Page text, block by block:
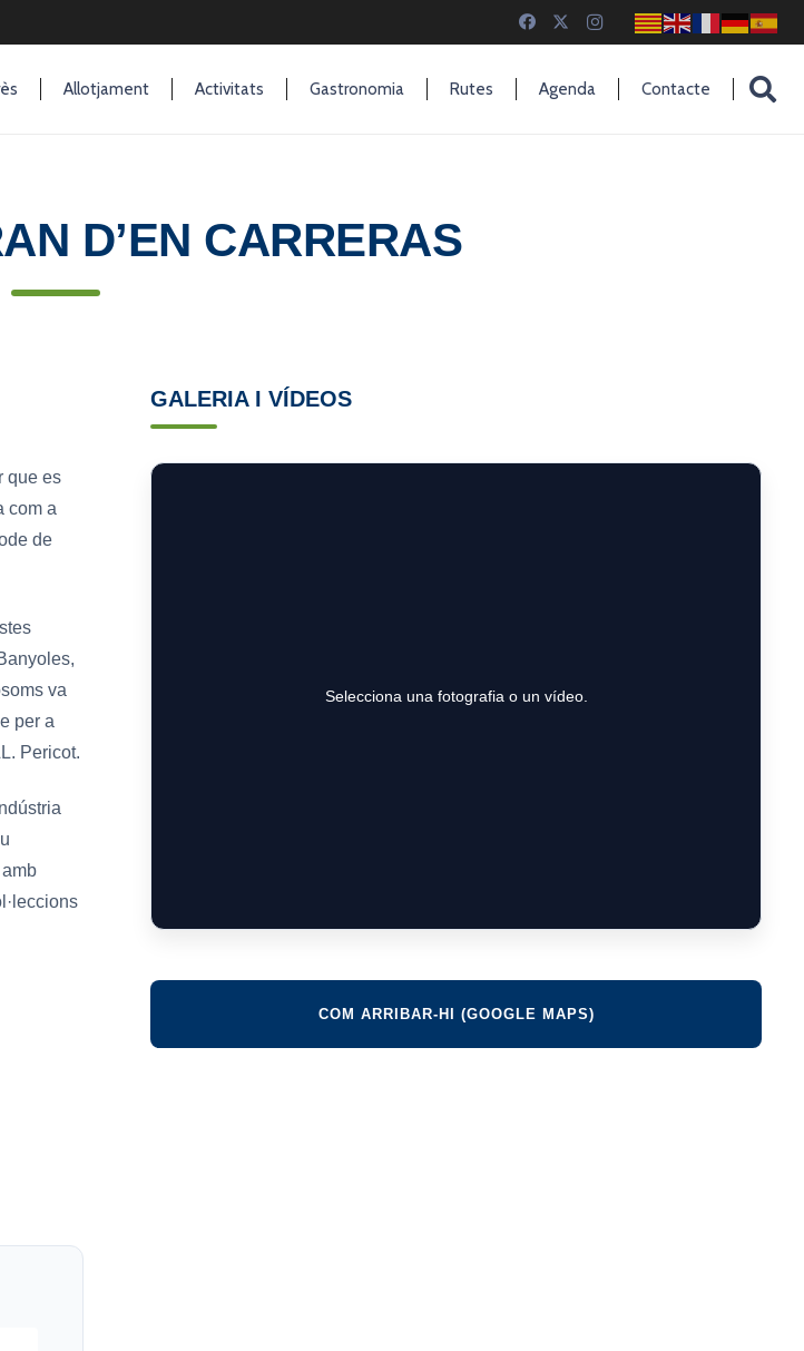
Allotjament Activitats Gastronomia Rutes Agenda Contacte
D’EN CARRERAS
que es
com a
de
va
per a
Pericot.
GALERIA I VÍDEOS
Selecciona una fotografia o un vídeo.
COM ARRIBAR-HI (GOOGLE MAPS)